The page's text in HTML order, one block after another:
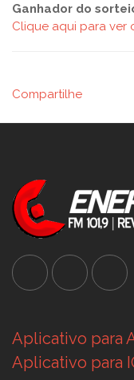
Ganhador do
Clique aqui para ver
Compartilhe
Aplicativo para
Aplicativo para